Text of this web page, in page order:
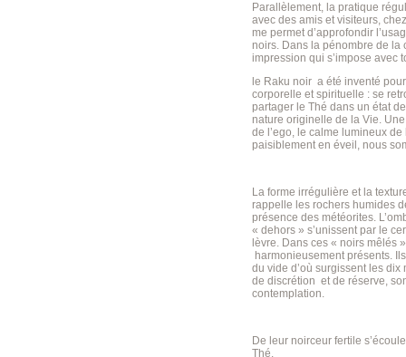
Parallèlement, la pratique
avec des amis et visiteurs,
me permet d’approfondir
noirs. Dans la pénombre de la
impression qui s’impose avec
le Raku noir a été inventé
corporelle et spirituelle : se
partager le Thé dans un état
nature originelle de la Vie.
de l’ego, le calme lumineux
paisiblement en éveil, nous
La forme irrégulière et la
rappelle les rochers humides
présence des météorites.
« dehors » s’unissent par le
lèvre. Dans ces « noirs mêlés
harmonieusement présents.
du vide d’où surgissent les
de discrétion et de réserve,
contemplation.
De leur noirceur fertile
Thé.